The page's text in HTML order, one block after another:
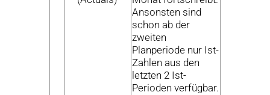
Ansonsten sind
schon ab der
zweiten
Planperiode nur Ist-
Zahlen aus den
letzten 2 Ist-
Perioden verfügbar.